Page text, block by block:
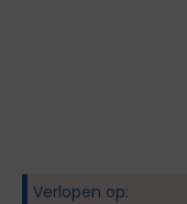
Verlopen op: